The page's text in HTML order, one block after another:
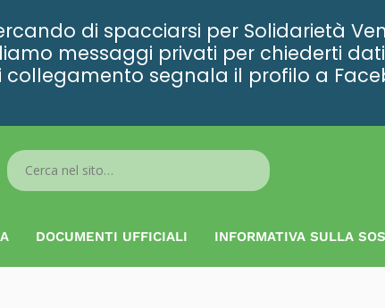
di spacciarsi per Solidarietà
messaggi privati per chiederti
collegamento segnala il profilo a
Search
...
DOCUMENTI UFFICIALI INFORMATIVA SULLA